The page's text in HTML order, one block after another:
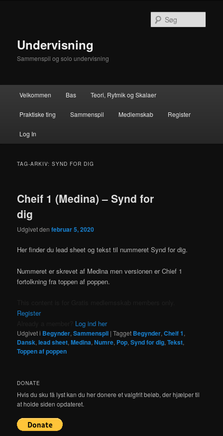
Undervisning
Sammenspil og solo undervisning
Velkommen Bas Teori, Rytmik og Skalaer
Praktiske ting Sammenspil Medlemskab Register
Log In
TAG-ARKIV:SYND FOR DIG
Cheif 1 (Medina) – Synd for
dig
Udgivet denfebruar 5, 2020
Her finder du lead sheet og tekst til nummeret Synd for dig.
Nummeret er skrevet af Medina men versionen er Chief 1
fortolkning fra toppen af poppen.
Register
Log ind her
Udgivet i Begynder,Sammenspil |Tagget Begynder,Cheif 1,
Dansk,lead sheet,Medina,Numre, Pop,Synd for dig,Tekst,
Toppen af poppen
DONATE
Hvis du sku få lyst kan du her donere et valgfrit beløb, der hjælper til
at holde siden opdateret.